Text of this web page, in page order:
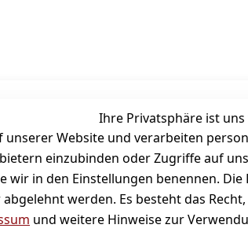
Ihre Privatsphäre ist
Website und verarbeiten
einzubinden oder Zugriffe auf
wir in den Einstellungen benennen.
werden. Es besteht das
und weitere Hinweise zur
Unternehmen
Bewertung
Kontakt
Wir über uns
Süßigkeitenblog